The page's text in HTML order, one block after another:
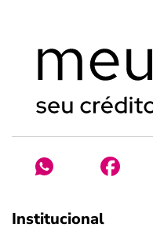
Institucional